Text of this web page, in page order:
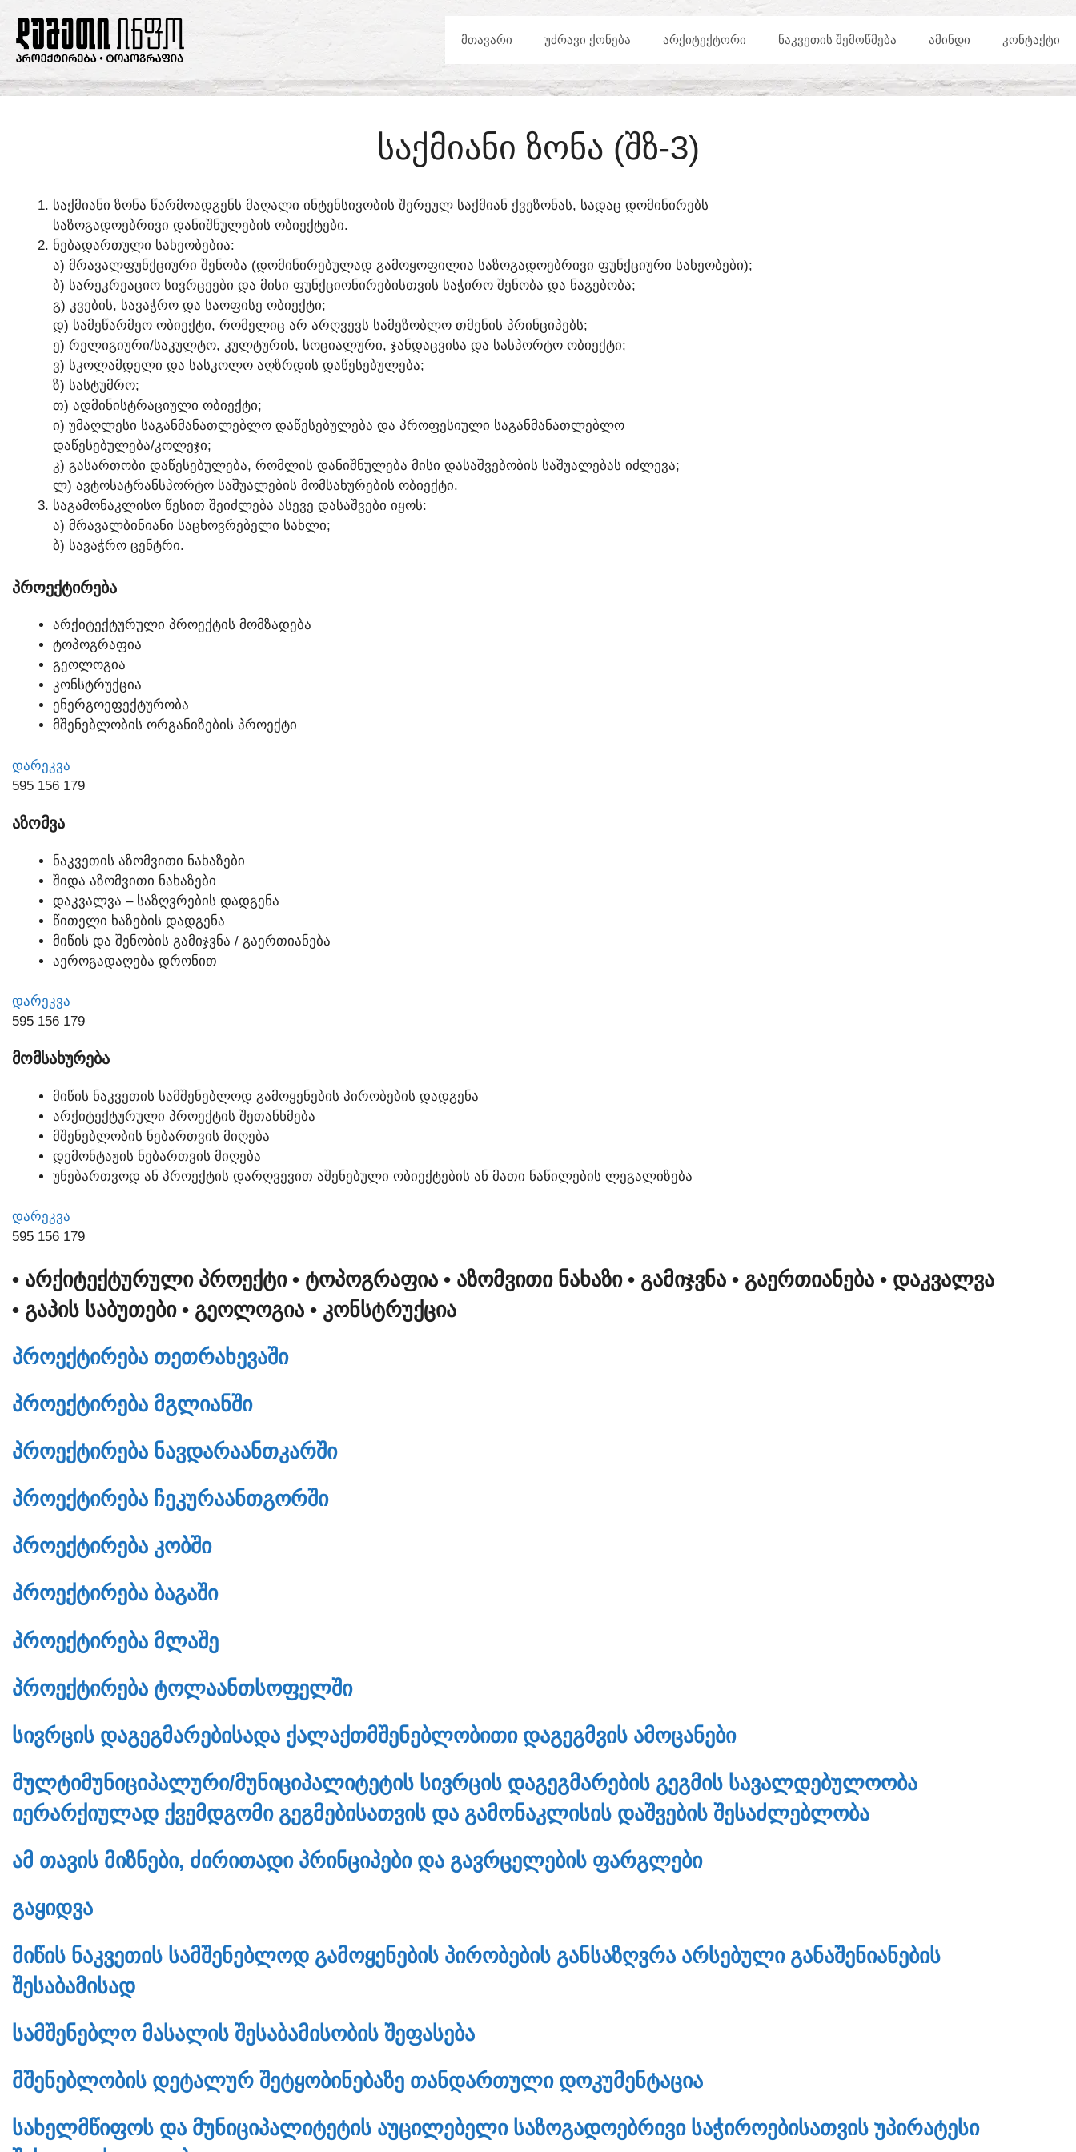
ᲛᲗᲐᲕᲐᲠᲘ ᲣᲫᲠᲐᲕᲘ ᲥᲝᲜᲔᲑᲐ ᲐᲠᲥᲘᲢᲔᲥᲢᲝᲠᲘ ᲜᲐᲙᲕᲔᲗᲘᲡ ᲨᲔᲛᲝᲬᲛᲔᲑᲐ ᲐᲛᲘᲜᲓᲘ ᲙᲝᲜᲢᲐᲥᲢᲘ
ᲡᲐᲥᲛᲘᲐᲜᲘ ᲖᲝᲜᲐ (ᲨᲖ-3)
ᲡᲐᲥᲛᲘᲐᲜᲘ ᲖᲝᲜᲐ ᲬᲐᲠᲛᲝᲐᲓᲒᲔᲜᲡ ᲛᲐᲦᲐᲚᲘ ᲘᲜᲢᲔᲜᲡᲘᲕᲝᲑᲘᲡ ᲨᲔᲠᲔᲣᲚ ᲡᲐᲥᲛᲘᲐᲜ ᲥᲕᲔᲖᲝᲜᲐᲡ, ᲡᲐᲓᲐᲪ ᲓᲝᲛᲘᲜᲘᲠᲔᲑᲡ
ᲡᲐᲖᲝᲒᲐᲓᲝᲔᲑᲠᲘᲕᲘ ᲓᲐᲜᲘᲨᲜᲣᲚᲔᲑᲘᲡ ᲝᲑᲘᲔᲥᲢᲔᲑᲘ.
ᲜᲔᲑᲐᲓᲐᲠᲗᲣᲚᲘ ᲡᲐᲮᲔᲝᲑᲔᲑᲘᲐ:
Ა) ᲛᲠᲐᲕᲐᲚᲤᲣᲜᲥᲪᲘᲣᲠᲘ ᲨᲔᲜᲝᲑᲐ (ᲓᲝᲛᲘᲜᲘᲠᲔᲑᲣᲚᲐᲓ ᲒᲐᲛᲝᲧᲝᲤᲘᲚᲘᲐ ᲡᲐᲖᲝᲒᲐᲓᲝᲔᲑᲠᲘᲕᲘ ᲤᲣᲜᲥᲪᲘᲣᲠᲘ ᲡᲐᲮᲔᲝᲑᲔᲑᲘ);
Ბ) ᲡᲐᲠᲔᲙᲠᲔᲐᲪᲘᲝ ᲡᲘᲕᲠᲪᲔᲔᲑᲘ ᲓᲐ ᲛᲘᲡᲘ ᲤᲣᲜᲥᲪᲘᲝᲜᲘᲠᲔᲑᲘᲡᲗᲕᲘᲡ ᲡᲐᲭᲘᲠᲝ ᲨᲔᲜᲝᲑᲐ ᲓᲐ ᲜᲐᲒᲔᲑᲝᲑᲐ;
Გ) ᲙᲕᲔᲑᲘᲡ, ᲡᲐᲕᲐᲭᲠᲝ ᲓᲐ ᲡᲐᲝᲤᲘᲡᲔ ᲝᲑᲘᲔᲥᲢᲘ;
Დ) ᲡᲐᲛᲔᲬᲐᲠᲛᲔᲝ ᲝᲑᲘᲔᲥᲢᲘ, ᲠᲝᲛᲔᲚᲘᲪ ᲐᲠ ᲐᲠᲦᲕᲔᲕᲡ ᲡᲐᲛᲔᲖᲝᲑᲚᲝ ᲗᲛᲔᲜᲘᲡ ᲞᲠᲘᲜᲪᲘᲞᲔᲑᲡ;
Ე) ᲠᲔᲚᲘᲒᲘᲣᲠᲘ/ᲡᲐᲙᲣᲚᲢᲝ, ᲙᲣᲚᲢᲣᲠᲘᲡ, ᲡᲝᲪᲘᲐᲚᲣᲠᲘ, ᲯᲐᲜᲓᲐᲪᲕᲘᲡᲐ ᲓᲐ ᲡᲐᲡᲞᲝᲠᲢᲝ ᲝᲑᲘᲔᲥᲢᲘ;
Ვ) ᲡᲙᲝᲚᲐᲛᲓᲔᲚᲘ ᲓᲐ ᲡᲐᲡᲙᲝᲚᲝ ᲐᲦᲖᲠᲓᲘᲡ ᲓᲐᲬᲔᲡᲔᲑᲣᲚᲔᲑᲐ;
Ზ) ᲡᲐᲡᲢᲣᲛᲠᲝ;
Თ) ᲐᲓᲛᲘᲜᲘᲡᲢᲠᲐᲪᲘᲣᲚᲘ ᲝᲑᲘᲔᲥᲢᲘ;
Ი) ᲣᲛᲐᲦᲚᲔᲡᲘ ᲡᲐᲒᲐᲜᲛᲐᲜᲐᲗᲚᲔᲑᲚᲝ ᲓᲐᲬᲔᲡᲔᲑᲣᲚᲔᲑᲐ ᲓᲐ ᲞᲠᲝᲤᲔᲡᲘᲣᲚᲘ ᲡᲐᲒᲐᲜᲛᲐᲜᲐᲗᲚᲔᲑᲚᲝ
ᲓᲐᲬᲔᲡᲔᲑᲣᲚᲔᲑᲐ/ᲙᲝᲚᲔᲯᲘ;
Კ) ᲒᲐᲡᲐᲠᲗᲝᲑᲘ ᲓᲐᲬᲔᲡᲔᲑᲣᲚᲔᲑᲐ, ᲠᲝᲛᲚᲘᲡ ᲓᲐᲜᲘᲨᲜᲣᲚᲔᲑᲐ ᲛᲘᲡᲘ ᲓᲐᲡᲐᲨᲕᲔᲑᲝᲑᲘᲡ ᲡᲐᲨᲣᲐᲚᲔᲑᲐᲡ ᲘᲫᲚᲔᲕᲐ;
Ლ) ᲐᲕᲢᲝᲡᲐᲢᲠᲐᲜᲡᲞᲝᲠᲢᲝ ᲡᲐᲨᲣᲐᲚᲔᲑᲘᲡ ᲛᲝᲛᲡᲐᲮᲣᲠᲔᲑᲘᲡ ᲝᲑᲘᲔᲥᲢᲘ.
ᲡᲐᲒᲐᲛᲝᲜᲐᲙᲚᲘᲡᲝ ᲬᲔᲡᲘᲗ ᲨᲔᲘᲫᲚᲔᲑᲐ ᲐᲡᲔᲕᲔ ᲓᲐᲡᲐᲨᲕᲔᲑᲘ ᲘᲧᲝᲡ:
Ა) ᲛᲠᲐᲕᲐᲚᲑᲘᲜᲘᲐᲜᲘ ᲡᲐᲪᲮᲝᲕᲠᲔᲑᲔᲚᲘ ᲡᲐᲮᲚᲘ;
Ბ) ᲡᲐᲕᲐᲭᲠᲝ ᲪᲔᲜᲢᲠᲘ.
ᲞᲠᲝᲔᲥᲢᲘᲠᲔᲑᲐ
ᲐᲠᲥᲘᲢᲔᲥᲢᲣᲠᲣᲚᲘ ᲞᲠᲝᲔᲥᲢᲘᲡ ᲛᲝᲛᲖᲐᲓᲔᲑᲐ
ᲢᲝᲞᲝᲒᲠᲐᲤᲘᲐ
ᲒᲔᲝᲚᲝᲒᲘᲐ
ᲙᲝᲜᲡᲢᲠᲣᲥᲪᲘᲐ
ᲔᲜᲔᲠᲒᲝᲔᲤᲔᲥᲢᲣᲠᲝᲑᲐ
ᲛᲨᲔᲜᲔᲑᲚᲝᲑᲘᲡ ᲝᲠᲒᲐᲜᲘᲖᲔᲑᲘᲡ ᲞᲠᲝᲔᲥᲢᲘ
ᲓᲐᲠᲔᲙᲕᲐ
595 156 179
ᲐᲖᲝᲛᲕᲐ
ᲜᲐᲙᲕᲔᲗᲘᲡ ᲐᲖᲝᲛᲕᲘᲗᲘ ᲜᲐᲮᲐᲖᲔᲑᲘ
ᲨᲘᲓᲐ ᲐᲖᲝᲛᲕᲘᲗᲘ ᲜᲐᲮᲐᲖᲔᲑᲘ
ᲓᲐᲙᲕᲐᲚᲕᲐ – ᲡᲐᲖᲦᲕᲠᲔᲑᲘᲡ ᲓᲐᲓᲒᲔᲜᲐ
ᲬᲘᲗᲔᲚᲘ ᲮᲐᲖᲔᲑᲘᲡ ᲓᲐᲓᲒᲔᲜᲐ
ᲛᲘᲬᲘᲡ ᲓᲐ ᲨᲔᲜᲝᲑᲘᲡ ᲒᲐᲛᲘᲯᲕᲜᲐ / ᲒᲐᲔᲠᲗᲘᲐᲜᲔᲑᲐ
ᲐᲔᲠᲝᲒᲐᲓᲐᲦᲔᲑᲐ ᲓᲠᲝᲜᲘᲗ
ᲓᲐᲠᲔᲙᲕᲐ
595 156 179
ᲛᲝᲛᲡᲐᲮᲣᲠᲔᲑᲐ
ᲛᲘᲬᲘᲡ ᲜᲐᲙᲕᲔᲗᲘᲡ ᲡᲐᲛᲨᲔᲜᲔᲑᲚᲝᲓ ᲒᲐᲛᲝᲧᲔᲜᲔᲑᲘᲡ ᲞᲘᲠᲝᲑᲔᲑᲘᲡ ᲓᲐᲓᲒᲔᲜᲐ
ᲐᲠᲥᲘᲢᲔᲥᲢᲣᲠᲣᲚᲘ ᲞᲠᲝᲔᲥᲢᲘᲡ ᲨᲔᲗᲐᲜᲮᲛᲔᲑᲐ
ᲛᲨᲔᲜᲔᲑᲚᲝᲑᲘᲡ ᲜᲔᲑᲐᲠᲗᲕᲘᲡ ᲛᲘᲦᲔᲑᲐ
ᲓᲔᲛᲝᲜᲢᲐᲟᲘᲡ ᲜᲔᲑᲐᲠᲗᲕᲘᲡ ᲛᲘᲦᲔᲑᲐ
ᲣᲜᲔᲑᲐᲠᲗᲕᲝᲓ ᲐᲜ ᲞᲠᲝᲔᲥᲢᲘᲡ ᲓᲐᲠᲦᲕᲔᲕᲘᲗ ᲐᲨᲔᲜᲔᲑᲣᲚᲘ ᲝᲑᲘᲔᲥᲢᲔᲑᲘᲡ ᲐᲜ ᲛᲐᲗᲘ ᲜᲐᲬᲘᲚᲔᲑᲘᲡ ᲚᲔᲒᲐᲚᲘᲖᲔᲑᲐ
ᲓᲐᲠᲔᲙᲕᲐ
595 156 179
• ᲐᲠᲥᲘᲢᲔᲥᲢᲣᲠᲣᲚᲘ ᲞᲠᲝᲔᲥᲢᲘ • ᲢᲝᲞᲝᲒᲠᲐᲤᲘᲐ • ᲐᲖᲝᲛᲕᲘᲗᲘ ᲜᲐᲮᲐᲖᲘ • ᲒᲐᲛᲘᲯᲕᲜᲐ • ᲒᲐᲔᲠᲗᲘᲐᲜᲔᲑᲐ • ᲓᲐᲙᲕᲐᲚᲕᲐ
• ᲒᲐᲞᲘᲡ ᲡᲐᲑᲣᲗᲔᲑᲘ • ᲒᲔᲝᲚᲝᲒᲘᲐ • ᲙᲝᲜᲡᲢᲠᲣᲥᲪᲘᲐ
ᲞᲠᲝᲔᲥᲢᲘᲠᲔᲑᲐ ᲗᲔᲗᲠᲐᲮᲔᲕᲐᲨᲘ
ᲞᲠᲝᲔᲥᲢᲘᲠᲔᲑᲐ ᲛᲒᲚᲘᲐᲜᲨᲘ
ᲞᲠᲝᲔᲥᲢᲘᲠᲔᲑᲐ ᲜᲐᲕᲓᲐᲠᲐᲐᲜᲗᲙᲐᲠᲨᲘ
ᲞᲠᲝᲔᲥᲢᲘᲠᲔᲑᲐ ᲩᲔᲙᲣᲠᲐᲐᲜᲗᲒᲝᲠᲨᲘ
ᲞᲠᲝᲔᲥᲢᲘᲠᲔᲑᲐ ᲙᲝᲑᲨᲘ
ᲞᲠᲝᲔᲥᲢᲘᲠᲔᲑᲐ ᲑᲐᲒᲐᲨᲘ
ᲞᲠᲝᲔᲥᲢᲘᲠᲔᲑᲐ ᲛᲚᲐᲨᲔ
ᲞᲠᲝᲔᲥᲢᲘᲠᲔᲑᲐ ᲢᲝᲚᲐᲐᲜᲗᲡᲝᲤᲔᲚᲨᲘ
ᲡᲘᲕᲠᲪᲘᲡ ᲓᲐᲒᲔᲒᲛᲐᲠᲔᲑᲘᲡᲐᲓᲐ ᲥᲐᲚᲐᲥᲗᲛᲨᲔᲜᲔᲑᲚᲝᲑᲘᲗᲘ ᲓᲐᲒᲔᲒᲛᲕᲘᲡ ᲐᲛᲝᲪᲐᲜᲔᲑᲘ
ᲛᲣᲚᲢᲘᲛᲣᲜᲘᲪᲘᲞᲐᲚᲣᲠᲘ/ᲛᲣᲜᲘᲪᲘᲞᲐᲚᲘᲢᲔᲢᲘᲡ ᲡᲘᲕᲠᲪᲘᲡ ᲓᲐᲒᲔᲒᲛᲐᲠᲔᲑᲘᲡ ᲒᲔᲒᲛᲘᲡ ᲡᲐᲕᲐᲚᲓᲔᲑᲣᲚᲝᲝᲑᲐ
ᲘᲔᲠᲐᲠᲥᲘᲣᲚᲐᲓ ᲥᲕᲔᲛᲓᲒᲝᲛᲘ ᲒᲔᲒᲛᲔᲑᲘᲡᲐᲗᲕᲘᲡ ᲓᲐ ᲒᲐᲛᲝᲜᲐᲙᲚᲘᲡᲘᲡ ᲓᲐᲨᲕᲔᲑᲘᲡ ᲨᲔᲡᲐᲫᲚᲔᲑᲚᲝᲑᲐ
ᲐᲛ ᲗᲐᲕᲘᲡ ᲛᲘᲖᲜᲔᲑᲘ, ᲫᲘᲠᲘᲗᲐᲓᲘ ᲞᲠᲘᲜᲪᲘᲞᲔᲑᲘ ᲓᲐ ᲒᲐᲕᲠᲪᲔᲚᲔᲑᲘᲡ ᲤᲐᲠᲒᲚᲔᲑᲘ
ᲒᲐᲧᲘᲓᲕᲐ
ᲛᲘᲬᲘᲡ ᲜᲐᲙᲕᲔᲗᲘᲡ ᲡᲐᲛᲨᲔᲜᲔᲑᲚᲝᲓ ᲒᲐᲛᲝᲧᲔᲜᲔᲑᲘᲡ ᲞᲘᲠᲝᲑᲔᲑᲘᲡ ᲒᲐᲜᲡᲐᲖᲦᲕᲠᲐ ᲐᲠᲡᲔᲑᲣᲚᲘ ᲒᲐᲜᲐᲨᲔᲜᲘᲐᲜᲔᲑᲘᲡ
ᲨᲔᲡᲐᲑᲐᲛᲘᲡᲐᲓ
ᲡᲐᲛᲨᲔᲜᲔᲑᲚᲝ ᲛᲐᲡᲐᲚᲘᲡ ᲨᲔᲡᲐᲑᲐᲛᲘᲡᲝᲑᲘᲡ ᲨᲔᲤᲐᲡᲔᲑᲐ
ᲛᲨᲔᲜᲔᲑᲚᲝᲑᲘᲡ ᲓᲔᲢᲐᲚᲣᲠ ᲨᲔᲢᲧᲝᲑᲘᲜᲔᲑᲐᲖᲔ ᲗᲐᲜᲓᲐᲠᲗᲣᲚᲘ ᲓᲝᲙᲣᲛᲔᲜᲢᲐᲪᲘᲐ
ᲡᲐᲮᲔᲚᲛᲬᲘᲤᲝᲡ ᲓᲐ ᲛᲣᲜᲘᲪᲘᲞᲐᲚᲘᲢᲔᲢᲘᲡ ᲐᲣᲪᲘᲚᲔᲑᲔᲚᲘ ᲡᲐᲖᲝᲒᲐᲓᲝᲔᲑᲠᲘᲕᲘ ᲡᲐᲭᲘᲠᲝᲔᲑᲘᲡᲐᲗᲕᲘᲡ ᲣᲞᲘᲠᲐᲢᲔᲡᲘ